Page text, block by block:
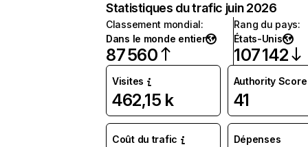
Statistiques du trafic juin 2026
Classement mondial:
Dans le monde entier
87 560
Rang du pays:
États-Unis
107 142
Visites
462,15 k
Authority Score
41
Coût du trafic
Dépenses